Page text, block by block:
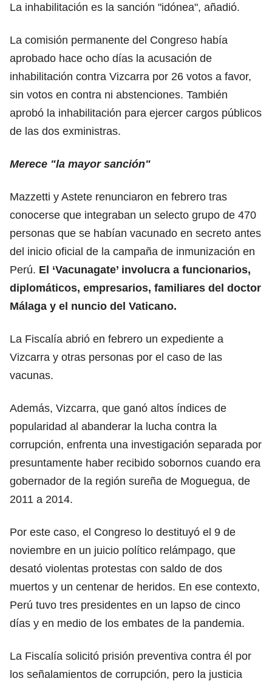
La inhabilitación es la sanción "idónea", añadió.
La comisión permanente del Congreso había
aprobado hace ocho días la acusación de
inhabilitación contra Vizcarra por 26 votos a favor,
sin votos en contra ni abstenciones. También
aprobó la inhabilitación para ejercer cargos públicos
de las dos exministras.
Merece "la mayor sanción"
Mazzetti y Astete renunciaron en febrero tras
conocerse que integraban un selecto grupo de 470
personas que se habían vacunado en secreto antes
del inicio oficial de la campaña de inmunización en
Perú. El ‘Vacunagate’ involucra a funcionarios,
diplomáticos, empresarios, familiares del doctor
Málaga y el nuncio del Vaticano.
La Fiscalía abrió en febrero un expediente a
Vizcarra y otras personas por el caso de las
vacunas.
Además, Vizcarra, que ganó altos índices de
popularidad al abanderar la lucha contra la
corrupción, enfrenta una investigación separada por
presuntamente haber recibido sobornos cuando era
gobernador de la región sureña de Moguegua, de
2011 a 2014.
Por este caso, el Congreso lo destituyó el 9 de
noviembre en un juicio político relámpago, que
desató violentas protestas con saldo de dos
muertos y un centenar de heridos. En ese contexto,
Perú tuvo tres presidentes en un lapso de cinco
días y en medio de los embates de la pandemia.
La Fiscalía solicitó prisión preventiva contra él por
los señalamientos de corrupción, pero la justicia